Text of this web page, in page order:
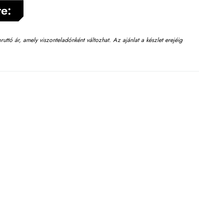
ár, amely viszonteladónként változhat. Az ajánlat a készlet erejéig